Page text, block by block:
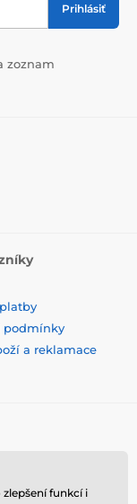
Prihlásiť
zoznam
podmínky
a reklamace
funkcí i